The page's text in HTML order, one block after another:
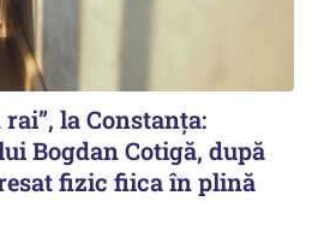
la Constanța:
Bogdan Cotigă, după
fizic fiica în plină